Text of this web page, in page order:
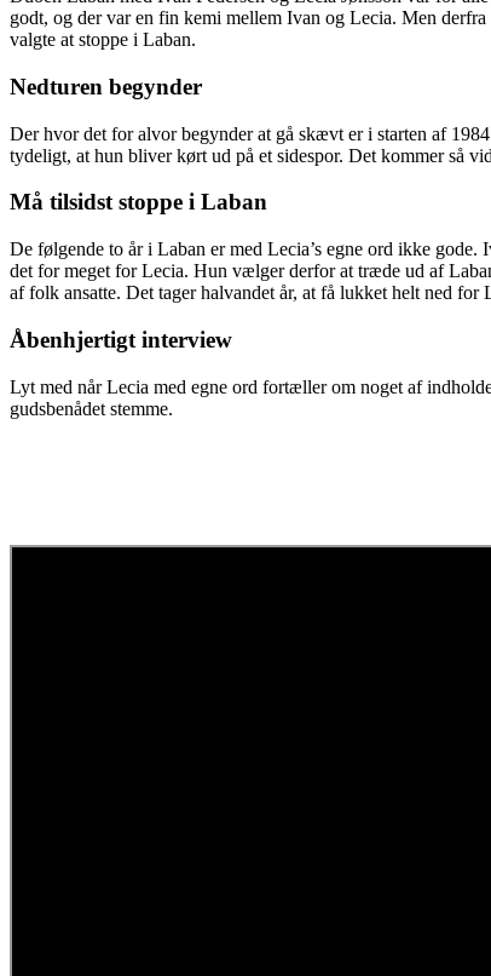
godt, og der var en fin kemi mellem Ivan og Lecia. Men
valgte at stoppe i Laban.
Nedturen begynder
Der hvor det for alvor begynder at gå skævt er i starten af
tydeligt, at hun bliver kørt ud på et sidespor. Det kommer så
Må tilsidst stoppe i Laban
De følgende to år i Laban er med Lecia’s egne ord ikke
det for meget for Lecia. Hun vælger derfor at træde ud af
af folk ansatte. Det tager halvandet år, at få lukket helt ned for
Åbenhjertigt interview
Lyt med når Lecia med egne ord fortæller om noget af
gudsbenådet stemme.